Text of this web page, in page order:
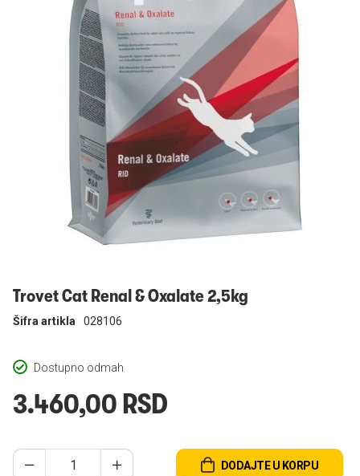
Trovet Cat Renal & Oxalate 2,5kg
Dostupno odmah
Šifra artikla 028106
3.460,00 RSD
DODAJTE U KORPU